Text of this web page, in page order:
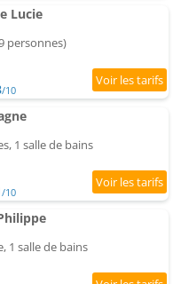
Lucie
personnes)
/10
1 salle de bains
/10
1 salle de bains